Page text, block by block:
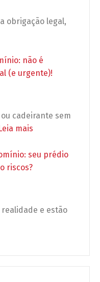
o
síndico
exigir
antes
obra?
obrigação legal,
não é
(e urgente)!
cadeirante sem
mais
no
adaptação,
seu prédio
riscos?
e estão